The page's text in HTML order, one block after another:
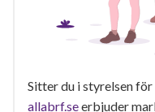
Sitter du i styrelsen
allabrf.seerbjuder